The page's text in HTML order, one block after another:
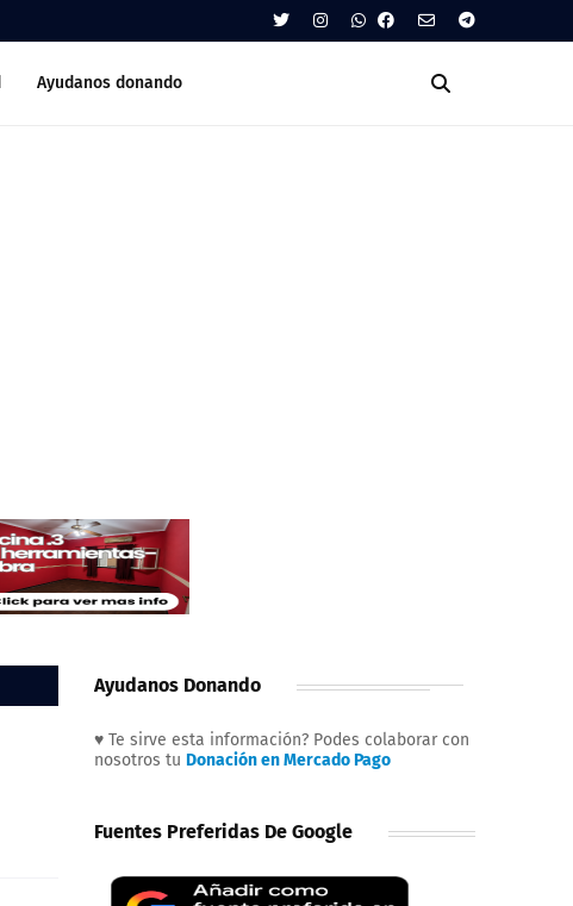
Ayudanos donando
Ayudanos Donando
♥ Te sirve esta información? Podes colaborar con
nosotros tu Donación en Mercado Pago
Fuentes Preferidas De Google